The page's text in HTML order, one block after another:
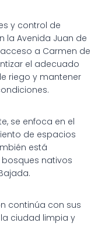
y control de
la Avenida Juan de
a Carmen de
el adecuado
riego y mantener
se enfoca en el
de espacios
está
nativos
continúa con sus
ciudad limpia y